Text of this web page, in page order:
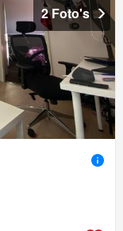
2 Foto's